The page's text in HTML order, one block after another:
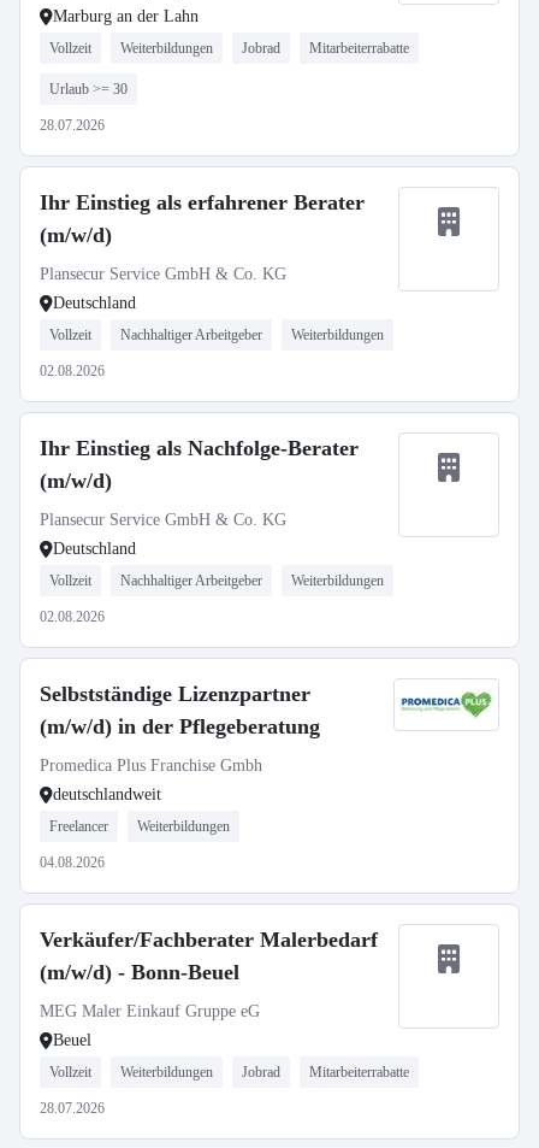
Marburg an der Lahn
Vollzeit Weiterbildungen Jobrad Mitarbeiterrabatte
Urlaub >= 30
28.07.2026
Ihr Einstieg als erfahrener Berater
(m/w/d)
Plansecur Service GmbH & Co. KG
Deutschland
Vollzeit Nachhaltiger Arbeitgeber Weiterbildungen
02.08.2026
Ihr Einstieg als Nachfolge-Berater
(m/w/d)
Plansecur Service GmbH & Co. KG
Deutschland
Vollzeit Nachhaltiger Arbeitgeber Weiterbildungen
02.08.2026
Selbstständige Lizenzpartner
(m/w/d) in der Pflegeberatung
Promedica Plus Franchise Gmbh
deutschlandweit
Freelancer Weiterbildungen
04.08.2026
Verkäufer/Fachberater Malerbedarf
(m/w/d) - Bonn-Beuel
MEG Maler Einkauf Gruppe eG
Beuel
Vollzeit Weiterbildungen Jobrad Mitarbeiterrabatte
28.07.2026